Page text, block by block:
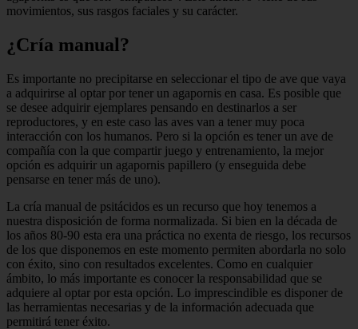
movimientos, sus rasgos faciales y su carácter.
¿Cría manual?
Es importante no precipitarse en seleccionar el tipo de ave que vaya
a adquirirse al optar por tener un agapornis en casa. Es posible que
se desee adquirir ejemplares pensando en destinarlos a ser
reproductores, y en este caso las aves van a tener muy poca
interacción con los humanos. Pero si la opción es tener un ave de
compañía con la que compartir juego y entrenamiento, la mejor
opción es adquirir un agapornis papillero (y enseguida debe
pensarse en tener más de uno).
La cría manual de psitácidos es un recurso que hoy tenemos a
nuestra disposición de forma normalizada. Si bien en la década de
los años 80-90 esta era una práctica no exenta de riesgo, los recursos
de los que disponemos en este momento permiten abordarla no solo
con éxito, sino con resultados excelentes. Como en cualquier
ámbito, lo más importante es conocer la responsabilidad que se
adquiere al optar por esta opción. Lo imprescindible es disponer de
las herramientas necesarias y de la información adecuada que
permitirá tener éxito.